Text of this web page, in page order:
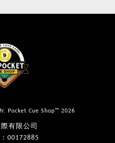
Pocket Cue Shop™ 2026
有限公司
00172885